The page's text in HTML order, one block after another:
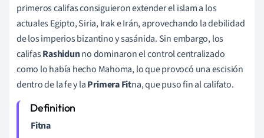
primeros califas consiguieron extender el islam a los
actuales Egipto, Siria, Irak e Irán, aprovechando la debilidad
de los imperios bizantino y sasánida. Sin embargo, los
califasRashidunno dominaron el control centralizado
como lo había hecho Mahoma, lo que provocó una escisión
dentro de la fe y laPrimera Fitna, que puso fin al califato.
Fitna